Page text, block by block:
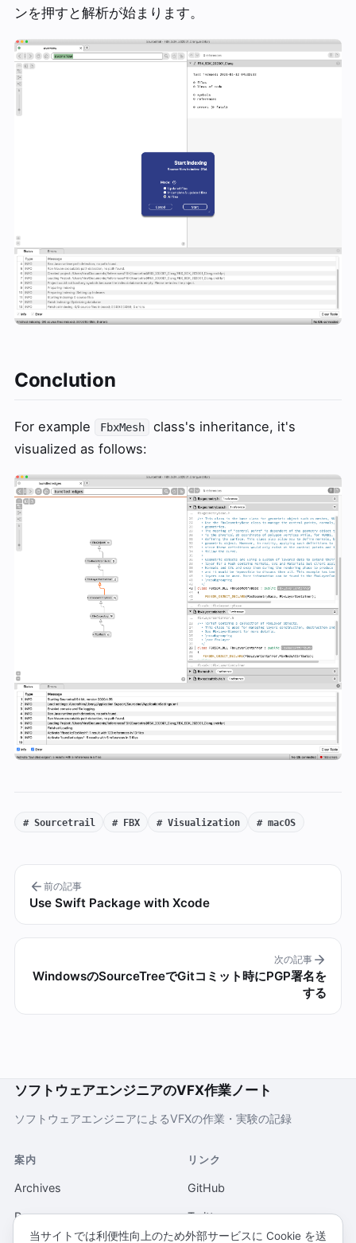
ンを押すと解析が始まります。
Conclution
For example FbxMesh
class's inheritance, it's
visualized as follows:
# Sourcetrail # FBX # Visualization # macOS
前の記事
Use Swift Package with Xcode
次の記事
WindowsのSourceTreeでGitコミット時にPGP署名を
する
ソフトウェアエンジニアのVFX作業ノート
ソフトウェアエンジニアによるVFXの作業・実験の記録
案内
Archives
Pages
リンク
GitHub
Twitter
当サイトでは利便性向上のため外部サービスに Cookie を送